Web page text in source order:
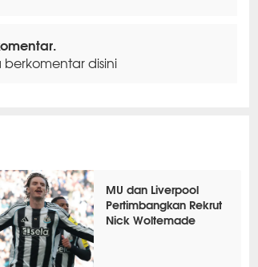
disini
MU dan Liverpool
Pertimbangkan Rekrut
Nick Woltemade